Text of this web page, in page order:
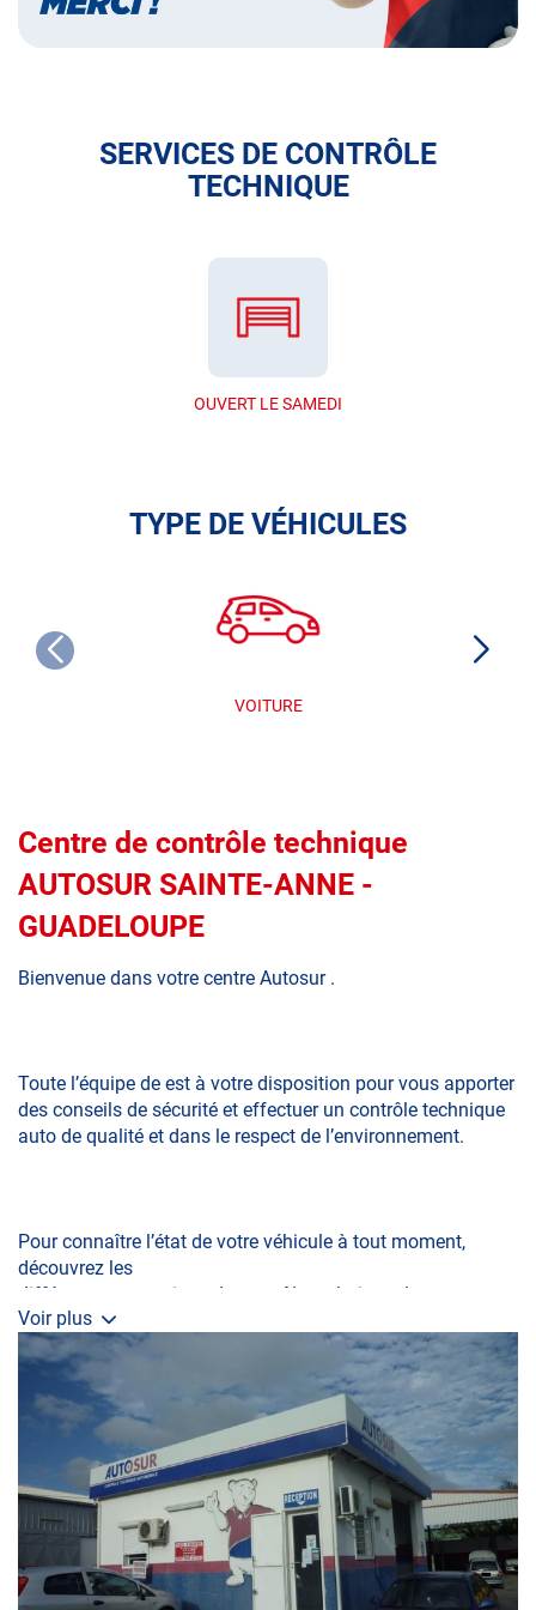
SERVICES DE CONTRÔLE
TECHNIQUE
OUVERT LE SAMEDI
TYPE DE VÉHICULES
VOITURE
Centre de contrôle technique
AUTOSUR SAINTE-ANNE -
GUADELOUPE
Bienvenue dans votre centre Autosur .
Toute l’équipe de est à votre disposition pour vous apporter
des conseils de sécurité et effectuer un contrôle technique
auto de qualité et dans le respect de l’environnement.
Pour connaître l’état de votre véhicule à tout moment,
découvrez les
différentes prestations de contrôle technique du centre
Autosur :
La visite initiale
La Contre-visite
Le Contrôle Complémentaire pollution
Le Contrôle Technique des véhicules spécifiques
Le contrôle de la Catégorie L (moto, scooter,
mobylette, 3 roues, quad, voiturette, voiture sans
permis)
Le Contrôle Technique volontaire total ou partiel
Voir plus